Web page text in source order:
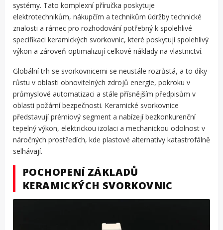
systémy. Tato komplexní příručka poskytuje
elektrotechnikům, nákupčím a technikům údržby technické
znalosti a rámec pro rozhodování potřebný k spolehlivé
specifikaci keramických svorkovnic, které poskytují spolehlivý
výkon a zároveň optimalizují celkové náklady na vlastnictví.
Globální trh se svorkovnicemi se neustále rozrůstá, a to díky
růstu v oblasti obnovitelných zdrojů energie, pokroku v
průmyslové automatizaci a stále přísnějším předpisům v
oblasti požární bezpečnosti. Keramické svorkovnice
představují prémiový segment a nabízejí bezkonkurenční
tepelný výkon, elektrickou izolaci a mechanickou odolnost v
náročných prostředích, kde plastové alternativy katastrofálně
selhávají.
POCHOPENÍ ZÁKLADŮ
KERAMICKÝCH SVORKOVNIC